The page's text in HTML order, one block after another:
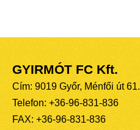
GYIRMÓT FC Kft.
Cím: 9019 Győr, Ménfői út 61.
Telefon: +36-96-831-836
FAX: +36-96-831-836